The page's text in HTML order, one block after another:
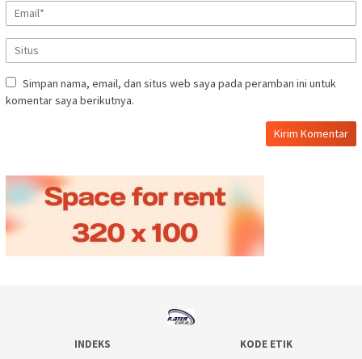
Simpan nama, email, dan situs web saya pada peramban ini untuk
komentar saya berikutnya.
INDEKS KODE ETIK